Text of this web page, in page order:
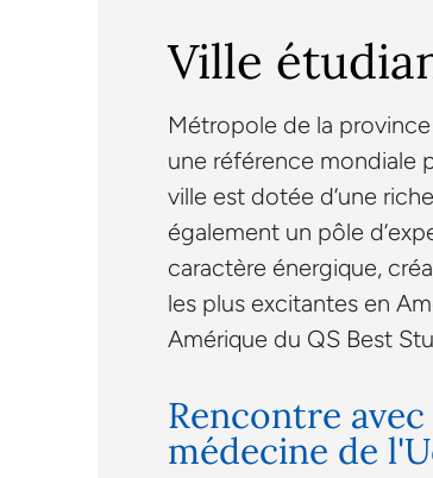
Ville
Métropole de la
une référence mondiale
ville est dotée d’une
également un pôle
caractère énergique,
les plus excitantes en
Amérique du QS Best
Rencontre
médecine de